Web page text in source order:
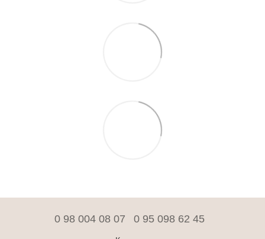
0 98 004 08 07 0 95 098 62 45